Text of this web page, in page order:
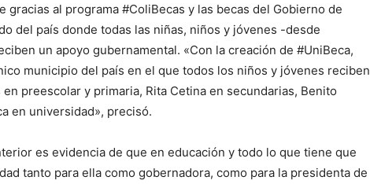
gracias al programa #ColiBecas y las becas del Gobierno de
del país donde todas las niñas, niños y jóvenes -desde
un apoyo gubernamental. «Con la creación de #UniBeca,
municipio del país en el que todos los niños y jóvenes reciben
preescolar y primaria, Rita Cetina en secundarias, Benito
en universidad», precisó.
es evidencia de que en educación y todo lo que tiene que
tanto para ella como gobernadora, como para la presidenta de